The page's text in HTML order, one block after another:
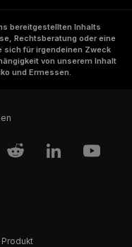
bereitgestellten Inhalts
Rechtsberatung oder eine
sich für irgendeinen Zweck
von unserem Inhalt
und Ermessen.